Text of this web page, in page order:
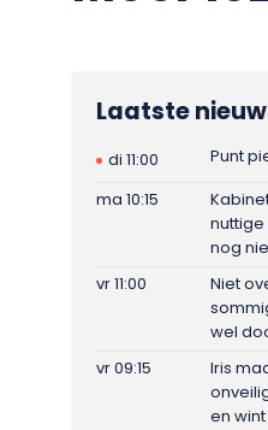
Laatste
di 11:00
Punt
ma 10:15
nog
vr 11:00
Niet
wel
vr 09:15
Iris
en